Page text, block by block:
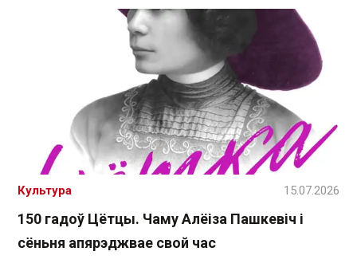
150 гадоў Цётцы. Чаму Алёіза Пашкевіч і
сёньня апярэджвае свой час
Культура 15.07.2026